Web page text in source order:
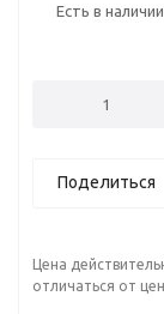
Есть в наличии
Поделиться
Цена
отличаться от